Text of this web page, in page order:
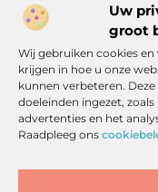
Uw
groot
Wij gebruiken cookies
krijgen in hoe u onze
kunnen verbeteren.
doeleinden ingezet,
advertenties en het
Raadpleeg ons
Vind Ons Hier :
Beroemdheden Uit de
Contact Artikel
Inkomsten genereren met